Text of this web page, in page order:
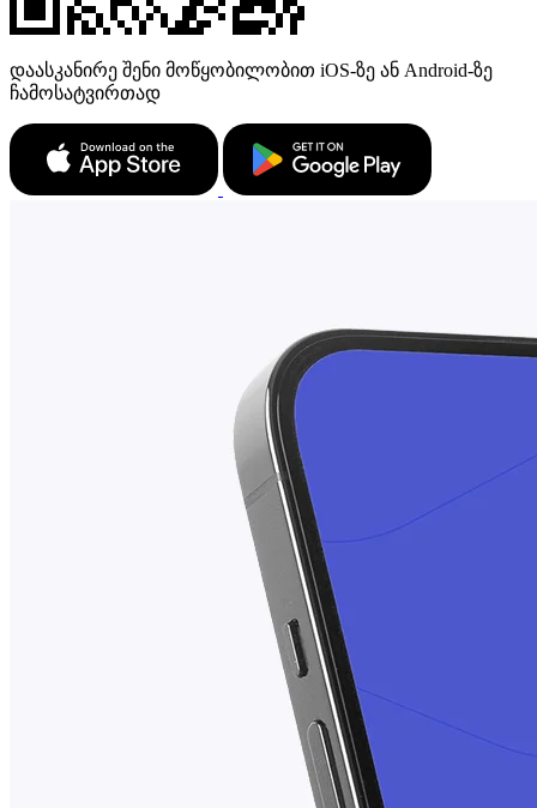
დაასკანირე შენი მოწყობილობით iOS-ზე ან Android-ზე
ჩამოსატვირთად